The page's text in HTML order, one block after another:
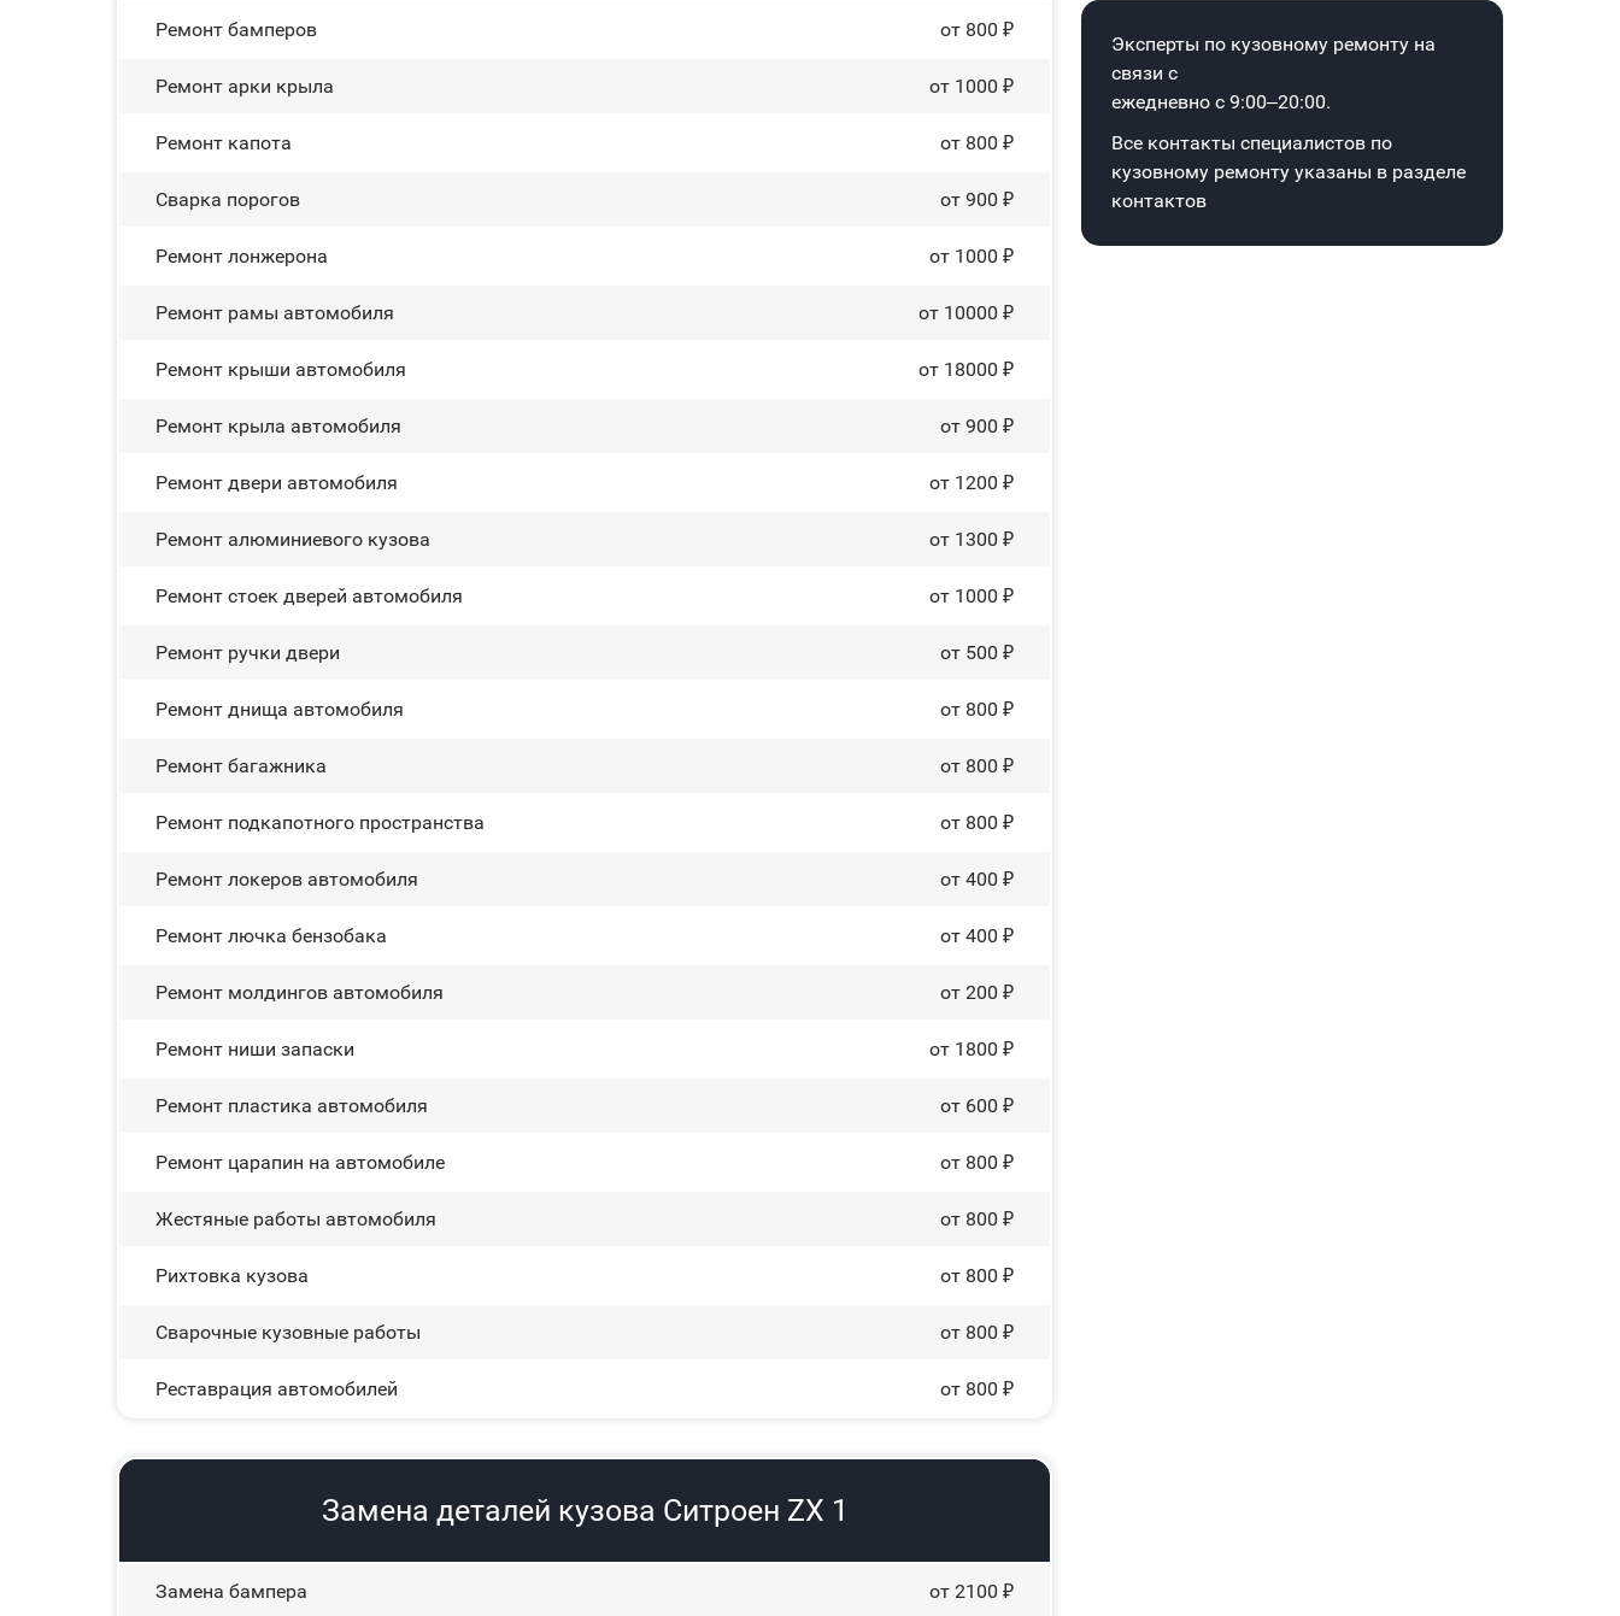
Ремонт бамперов от 800 ₽
Ремонт арки крыла от 1000 ₽
Ремонт капота от 800 ₽
Сварка порогов от 900 ₽
Ремонт лонжерона от 1000 ₽
Ремонт рамы автомобиля от 10000 ₽
Ремонт крыши автомобиля от 18000 ₽
Ремонт крыла автомобиля от 900 ₽
Ремонт двери автомобиля от 1200 ₽
Ремонт алюминиевого кузова от 1300 ₽
Ремонт стоек дверей автомобиля от 1000 ₽
Ремонт ручки двери от 500 ₽
Ремонт днища автомобиля от 800 ₽
Ремонт багажника от 800 ₽
Ремонт подкапотного пространства от 800 ₽
Ремонт лoĸepoв автомобиля от 400 ₽
Ремонт лючка бензобака от 400 ₽
Ремонт молдингов автомобиля от 200 ₽
Ремонт ниши запаски от 1800 ₽
Ремонт пластика автомобиля от 600 ₽
Ремонт царапин на автомобиле от 800 ₽
Жестяные работы автомобиля от 800 ₽
Рихтовка кузова от 800 ₽
Сварочные кузовные работы от 800 ₽
Реставрация автомобилей от 800 ₽
Замена деталей кузова Ситроен ZX 1
Замена бампера от 2100 ₽
Эксперты по кузовному ремонту на
связи с
ежедневно с 9:00–20:00.
Все контакты специалистов по
кузовному ремонту указаны в разделе
контактов